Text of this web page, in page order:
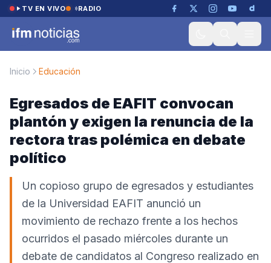
Saltar al contenido
TV EN VIVO RADIO
Inicio Educación
Egresados de EAFIT convocan
plantón y exigen la renuncia de la
rectora tras polémica en debate
político
Un copioso grupo de egresados y estudiantes
de la Universidad EAFIT anunció un
movimiento de rechazo frente a los hechos
ocurridos el pasado miércoles durante un
debate de candidatos al Congreso realizado en